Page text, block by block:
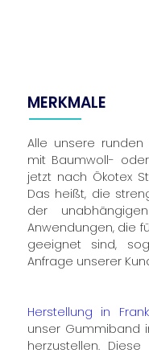
MERKMALE
Alle unsere
mit Baumwoll-
jetzt nach Ökotex
Das heißt, die
der
Anwendungen, die
geeignet sind,
Anfrage unserer
Herstellung in
unser Gummiband
herzustellen.